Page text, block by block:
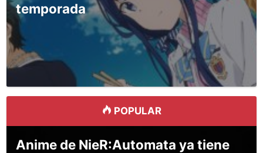
temporada
POPULAR
Anime de NieR:Automata ya tiene